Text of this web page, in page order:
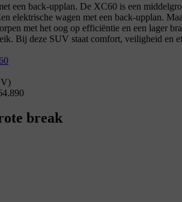
een back-upplan. De XC60 is een
elektrische wagen met een back-upplan.
met het oog op efficiëntie en een lager
Bij deze SUV staat comfort, veiligheid en
break